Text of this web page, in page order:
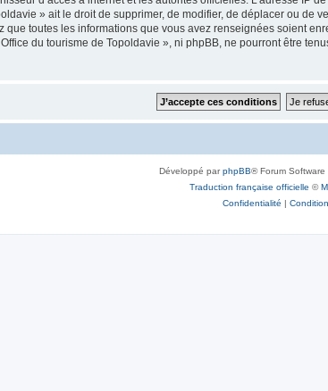
» ait le droit de supprimer, de modifier, de déplacer ou de
que toutes les informations que vous avez renseignées soient
du tourisme de Topoldavie », ni phpBB, ne pourront être
Développé parphpBB® Forum
Traduction française officielle ©
Confidentialité |